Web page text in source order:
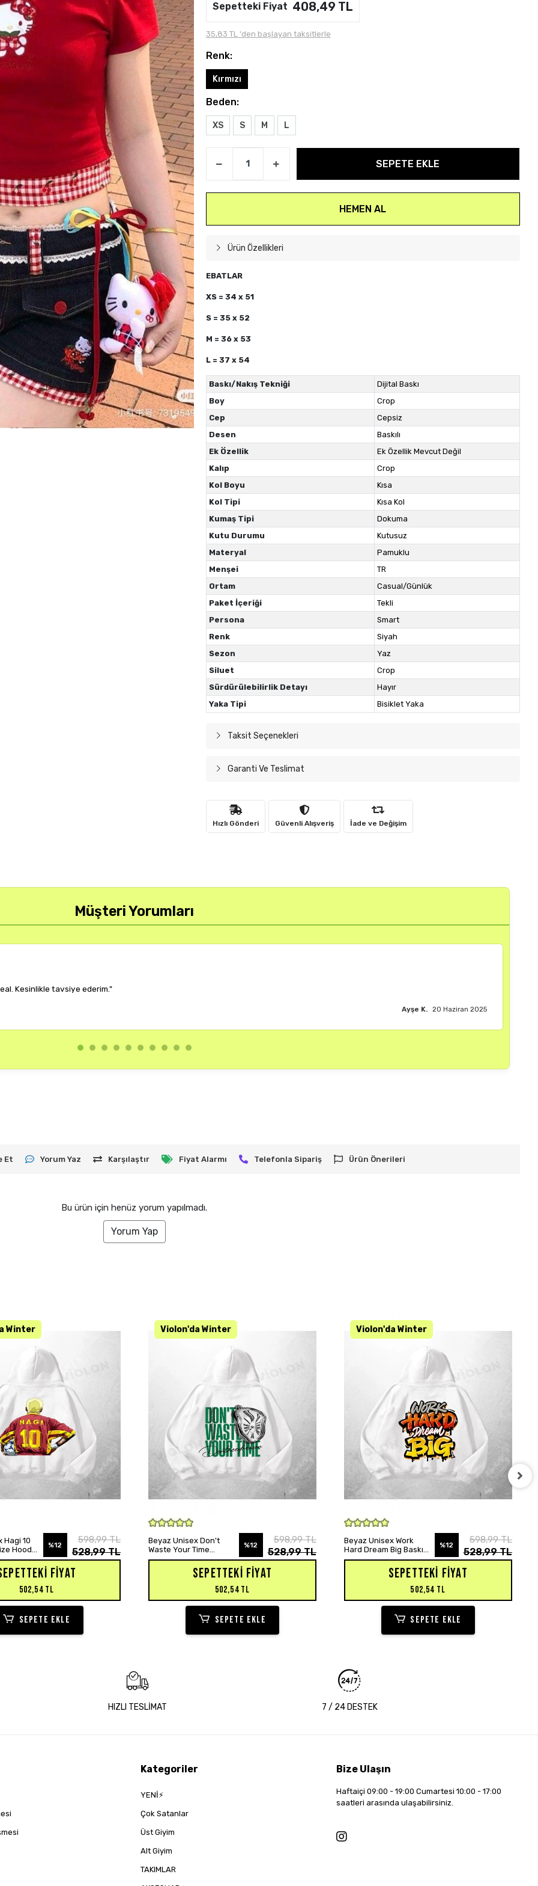
Sepetteki Fiyat 408,49 TL
35,83 TL 'den başlayan taksitlerle
Renk:
Kırmızı
Beden:
XS S M L
SEPETE EKLE
HEMEN AL
Ürün Özellikleri
EBATLAR
XS = 34 x 51
S = 35 x 52
M = 36 x 53
L = 37 x 54
Baskı/Nakış Tekniği
Dijital Baskı
Boy
Crop
Cep
Cepsiz
Desen
Baskılı
Ek Özellik
Ek Özellik Mevcut Değil
Kalıp
Crop
Kol Boyu
Kısa
Kol Tipi
Kısa Kol
Kumaş Tipi
Dokuma
Kutu Durumu
Kutusuz
Materyal
Pamuklu
Menşei
TR
Ortam
Casual/Günlük
Paket İçeriği
Tekli
Persona
Smart
Renk
Siyah
Sezon
Yaz
Siluet
Crop
Sürdürülebilirlik Detayı
Hayır
Yaka Tipi
Bisiklet Yaka
Taksit Seçenekleri
Garanti Ve Teslimat
Hızlı Gönderi Güvenli Alışveriş İade ve Değişim
Müşteri Yorumları
memnun kaldım."
Burak M. 18 Haziran 2025
Et Yorum Yaz Karşılaştır Fiyat Alarmı Telefonla Sipariş Ürün Önerileri
Bu ürün için henüz yorum yapılmadı.
Yorum Yap
SEPETE EKLE
Hagi 10
Hoodie
%12
598,99 TL
528,99 TL
FIYAT
502,54 TL
SEPETE EKLE
SEPETE EKLE
Beyaz Unisex Don't
Waste Your Time
Baskılı Oversize Hoodie
%12
598,99 TL
528,99 TL
SEPETTEKI FIYAT
502,54 TL
SEPETE EKLE
SEPETE EKLE
Beyaz Unisex Work
Hard Dream Big Baskılı
Oversize Hoodie
%12
598,99 TL
528,99 TL
SEPETTEKI FIYAT
502,54 TL
SEPETE EKLE
HIZLI TESLİMAT 7 / 24 DESTEK
Kategoriler
YENİ⚡
Çok Satanlar
Üst Giyim
Alt Giyim
TAKIMLAR
Bize Ulaşın
Haftaiçi 09:00 - 19:00 Cumartesi 10:00 - 17:00
saatleri arasında ulaşabilirsiniz.